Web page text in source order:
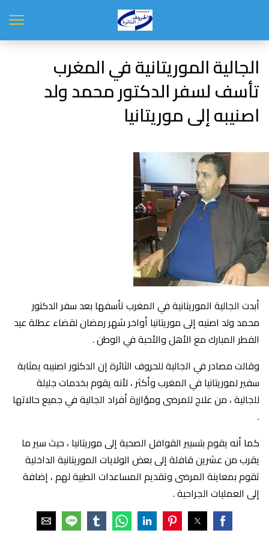
الجالية الموريتانية في المغرب
تأسف لسفر الدكتور محمد ولد
اصنيبه إلى موريتانيا
أبدت الجالية الموريتانية في المغرب تأسفها بعد سفر الدكتور
محمد ولد اصنيه إلى موريتانيا أواخر شهر رمضان لقضاء عطلة عيد
الفطر المبارك مع الأهل والأحبة في الوطن .
وقالت مصادر في الجالية للحروف الثائرة إن الدكتور اصنيبه يمثابة
سفير لموريتانيا في المغرب وأكثر ، لأنه يقوم بخدمات جليلة
للجالية ، من علاج للمرضى ومؤازرة أفراد الجالية في جميع حالاتها
.
كما أنه يقوم بتسيير القوافل الصحية إلى موريتانيا ، حيث سير ما
يقرب من عشرين قافلة إلى بعض الولايات الموريتانية الداخلية
تقوم بمعاينة المرضى وتقديم المساعدات الطبية لهم ، إضافة
إلى العمليات الجراحية .